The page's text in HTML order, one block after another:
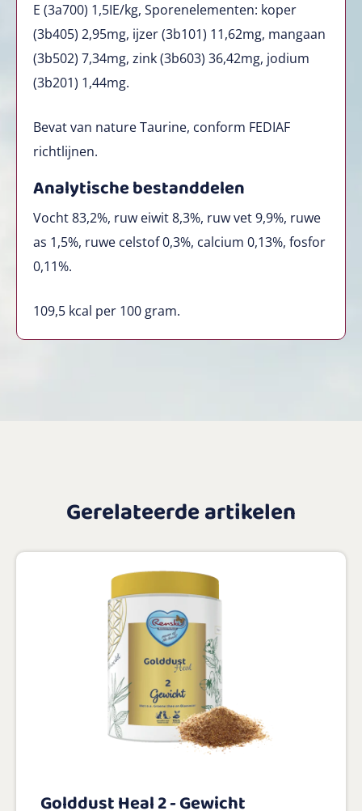
E (3a700) 1,5IE/kg, Sporenelementen: koper
(3b405) 2,95mg, ijzer (3b101) 11,62mg, mangaan
(3b502) 7,34mg, zink (3b603) 36,42mg, jodium
(3b201) 1,44mg.
Bevat van nature Taurine, conform FEDIAF
richtlijnen.
Analytische bestanddelen
Vocht 83,2%, ruw eiwit 8,3%, ruw vet 9,9%, ruwe
as 1,5%, ruwe celstof 0,3%, calcium 0,13%, fosfor
0,11%.
109,5 kcal per 100 gram.
Gerelateerde artikelen
Golddust Heal 2 - Gewicht